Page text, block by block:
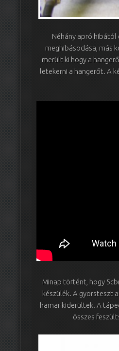
Néhány apró
meghibásodása, más
merült ki hogy a
letekerni a hangerőt. A
Minap történt, hogy
készülék. A gyorsteszt
hamar kiderültek. A
összes